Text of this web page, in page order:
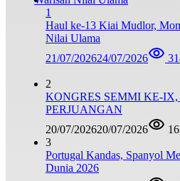
1
Haul ke-13 Kiai Mudlor,
Nilai Ulama
21/07/202624/07/2026
2
KONGRES SEMMI KE-
PERJUANGAN
20/07/202620/07/2026
3
Portugal Kandas, Spanyol
Dunia 2026